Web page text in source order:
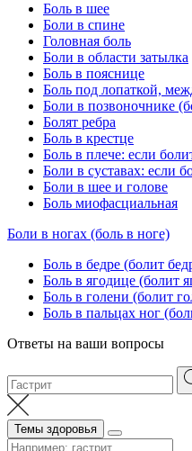
Боль в шее
Боли в спине
Головная боль
Боли в области затылка
Боль в пояснице
Боль под лопаткой,
Боли в позвоночнике
Болят ребра
Боль в крестце
Боль в плече: если
Боли в суставах: если
Боли в шее и голове
Боль миофасциальная
Боли в ногах (боль в ноге)
Боль в бедре (болит
Боль в ягодице (болит
Боль в голени (болит
Боль в пальцах ног
Ответы на ваши вопросы
Темы здоровья